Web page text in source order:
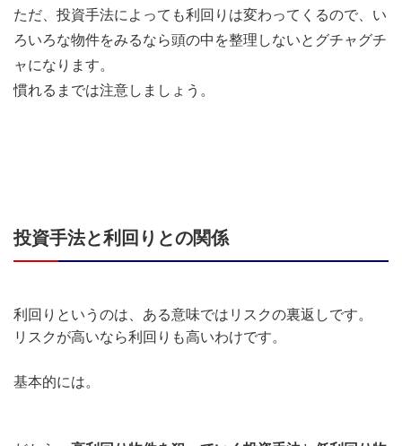
ただ、投資手法によっても利回りは変わってくるので、い
ろいろな物件をみるなら頭の中を整理しないとグチャグチ
ャになります。
慣れるまでは注意しましょう。
投資手法と利回りとの関係
利回りというのは、ある意味ではリスクの裏返しです。
リスクが高いなら利回りも高いわけです。
基本的には。